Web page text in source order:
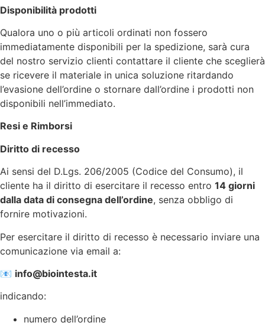
Disponibilità prodotti
Qualora uno o più articoli ordinati non fossero
immediatamente disponibili per la spedizione, sarà cura
del nostro servizio clienti contattare il cliente che sceglierà
se ricevere il materiale in unica soluzione ritardando
l’evasione dell’ordine o stornare dall’ordine i prodotti non
disponibili nell’immediato.
Resi e Rimborsi
Diritto di recesso
Ai sensi del D.Lgs. 206/2005 (Codice del Consumo), il
cliente ha il diritto di esercitare il recesso entro 14 giorni
dalla data di consegna dell’ordine, senza obbligo di
fornire motivazioni.
Per esercitare il diritto di recesso è necessario inviare una
comunicazione via email a:
📧 info@biointesta.it
indicando:
numero dell’ordine